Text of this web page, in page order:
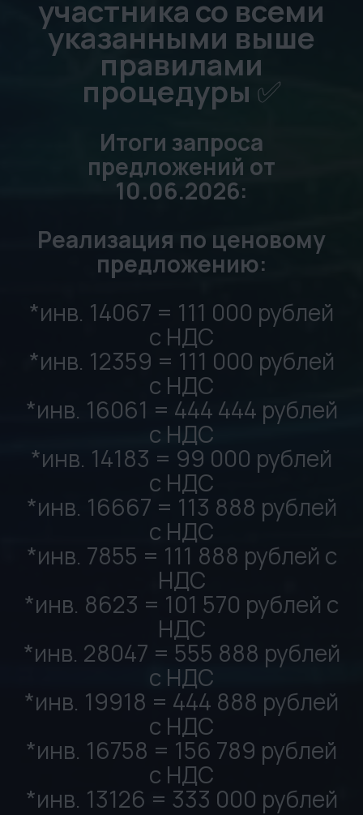
*инв. 9885 = 888 888 рублей
с НДС
*инв. 9686 = 635 543 рублей
с НДС
*инв. 7879 = 857 000 рублей
с НДС
*инв. 25308 = 1 257 885
рублей с НДС
Реализация не
согласованна:
*инв. 13890
*инв. 3955
00 00 00
Минут
00
Секунд
E-mail
Артикул
Сумма (руб.)
Подать ценовое
предложение